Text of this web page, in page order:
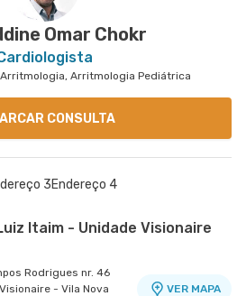
Omar Chokr
Arritmologia Pediátrica
CONSULTA
3Endereço 4
Itaim - Unidade Visionaire
Rodrigues nr. 46
- Vila Nova
VER MAPA